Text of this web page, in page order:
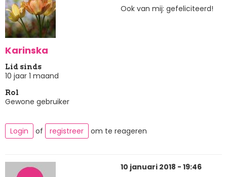
Karinska
Lid sinds
10 jaar 1 maand
Rol
Gewone gebruiker
Ook van mij: gefeliciteerd!
Login of registreer om te reageren
10 januari 2018 - 19:46